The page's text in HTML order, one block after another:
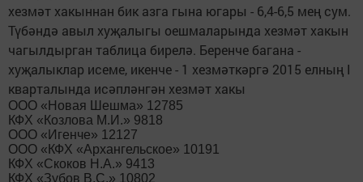
хезмәт хакыннан бик азга гына югары - 6,4-6,5 мең сум.
Түбәндә авыл хуҗалыгы оешмаларында хезмәт хакын
чагылдырган таблица бирелә. Беренче багана -
хуҗалыклар исеме, икенче - 1 хезмәткәргә 2015 елның I
кварталында исәпләнгән хезмәт хакы
ООО «Новая Шешма» 12785
КФХ «Козлова М.И.» 9818
ООО «Игенче» 12127
ООО «КФХ «Архангельское» 10191
КФХ «Скоков Н.А.» 9413
КФХ «Зубов В.С.» 10802